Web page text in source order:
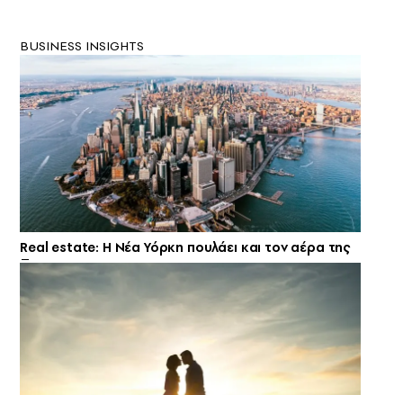
BUSINESS INSIGHTS
Real estate: H Νέα Υόρκη πουλάει και τον αέρα της